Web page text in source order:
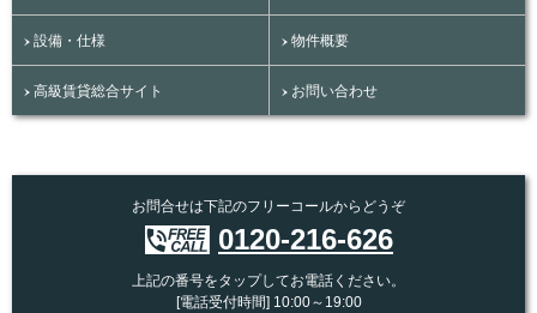
設備・仕様 物件概要
高級賃貸総合サイト お問い合わせ
お問合せは下記のフリーコールからどうぞ
0120-216-626
上記の番号をタップしてお電話ください。
[電話受付時間] 10:00～19:00